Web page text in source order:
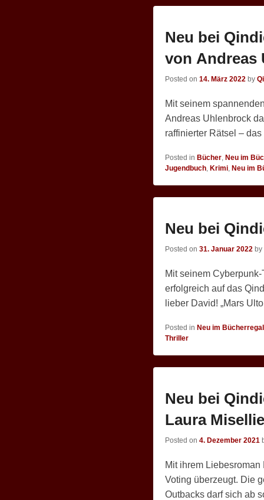
Neu bei
von Andreas
Posted on 14. März 2022 by
Mit seinem
Andreas Uhlenbrock
raffinierter Rätsel –
Posted in Bücher, Neu im
Jugendbuch, Krimi, Neu im
Neu bei
Posted on 31. Januar 2022 by
Mit seinem
erfolgreich auf das
lieber David! „Mars
Posted in Neu im Bücherregal
Thriller
Neu bei
Laura Misellie
Posted on 4. Dezember 2021
Mit ihrem
Voting überzeugt. Die
Outbacks darf sich ab